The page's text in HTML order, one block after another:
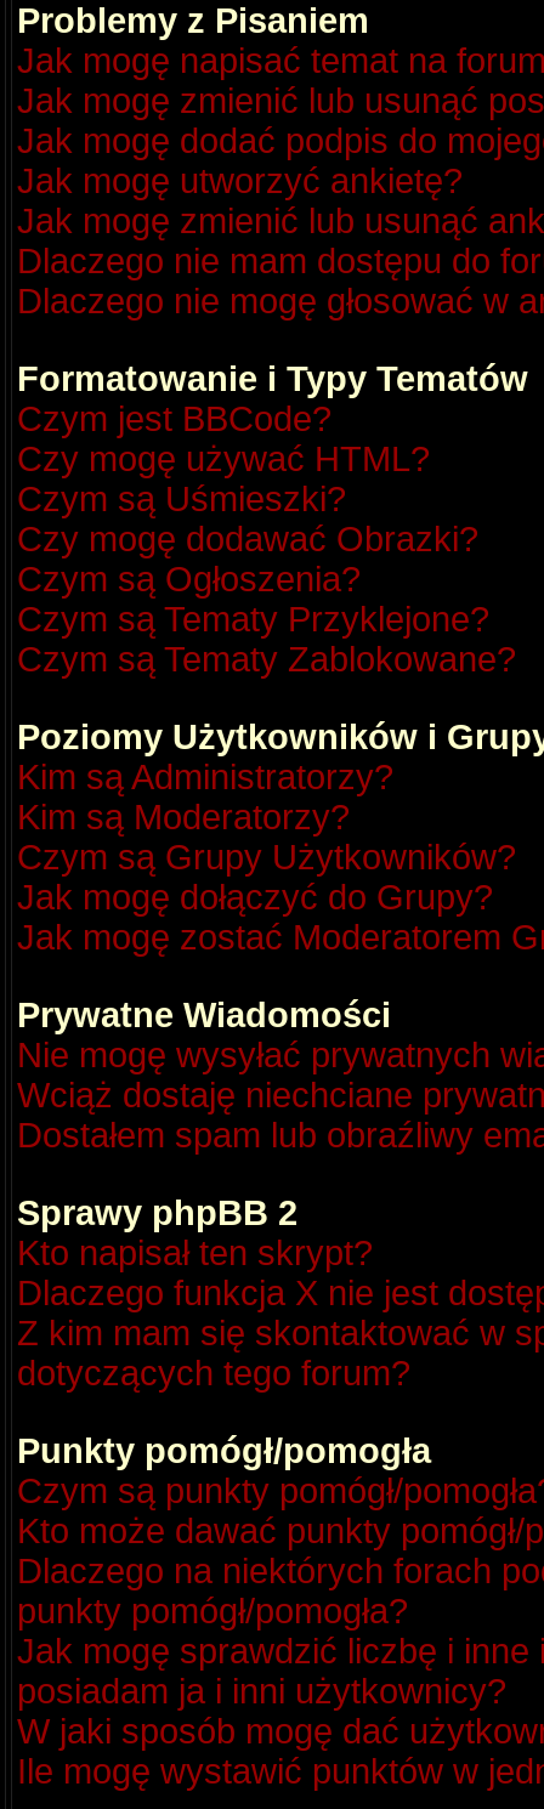
Problemy z Pisaniem
Jak mogę napisać temat na
Jak mogę zmienić lub usunąć
Jak mogę dodać podpis do
Jak mogę utworzyć ankietę?
Jak mogę zmienić lub usunąć
Dlaczego nie mam dostępu do
Dlaczego nie mogę głosować w
Formatowanie i Typy Tematów
Czym jest BBCode?
Czy mogę używać HTML?
Czym są Uśmieszki?
Czy mogę dodawać Obrazki?
Czym są Ogłoszenia?
Czym są Tematy Przyklejone?
Czym są Tematy Zablokowane?
Poziomy Użytkowników i
Kim są Administratorzy?
Kim są Moderatorzy?
Czym są Grupy Użytkowników?
Jak mogę dołączyć do Grupy?
Jak mogę zostać Moderatorem
Prywatne Wiadomości
Nie mogę wysyłać prywatnych
Wciąż dostaję niechciane
Dostałem spam lub obraźliwy
Sprawy phpBB 2
Kto napisał ten skrypt?
Dlaczego funkcja X nie jest
Z kim mam się skontaktować w
dotyczących tego forum?
Punkty pomógł/pomogła
Czym są punkty pomógł/
Kto może dawać punkty pomógł/
Dlaczego na niektórych forach
punkty pomógł/pomogła?
Jak mogę sprawdzić liczbę i
posiadam ja i inni użytkownicy?
W jaki sposób mogę dać
Ile mogę wystawić punktów w